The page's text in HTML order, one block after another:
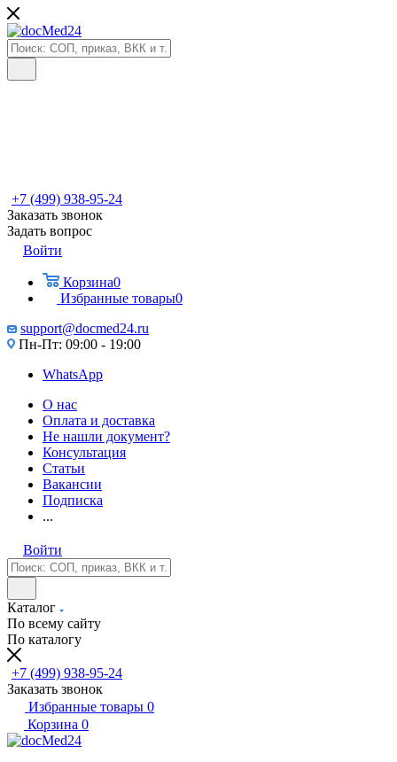
+7 (499) 938-95-24
Заказать звонок
Задать вопрос
Войти
Корзина0
Избранные товары0
support@docmed24.ru
Пн-Пт: 09:00 - 19:00
WhatsApp
О нас
Оплата и доставка
Не нашли документ?
Консультация
Статьи
Вакансии
Подписка
...
Войти
Каталог
По всему сайту
По каталогу
+7 (499) 938-95-24
Заказать звонок
Избранные товары 0
Корзина 0